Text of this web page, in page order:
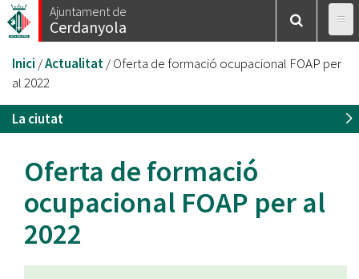
Vés
al
Ajuntament de
Cerdanyola
Esteu
aquí
Inici /Actualitat/Oferta de formació ocupacional FOAP per
al 2022
La ciutat
Oferta de formació
ocupacional FOAP per al
2022